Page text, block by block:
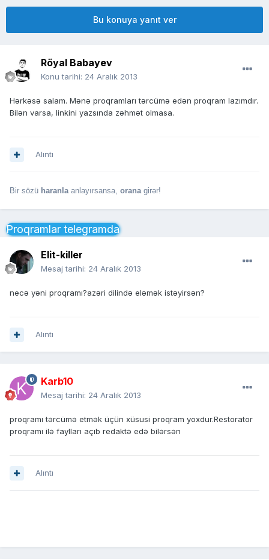
Bu konuya yanıt ver
Röyal Babayev
Konu tarihi: 24 Aralık 2013
Hərkəsə salam. Mənə proqramları tərcümə edən proqram lazımdır.
Bilən varsa, linkini yazsında zəhmət olmasa.
Alıntı
Bir sözü haranla anlayırsansa, orana girər!
Proqramlar telegramda
Elit-killer
Mesaj tarihi: 24 Aralık 2013
necə yəni proqramı?azəri dilində eləmək istəyirsən?
Alıntı
Karb10
Mesaj tarihi: 24 Aralık 2013
proqramı tərcümə etmək üçün xüsusi proqram yoxdur.Restorator
proqramı ilə faylları açıb redaktə edə bilərsən
Alıntı